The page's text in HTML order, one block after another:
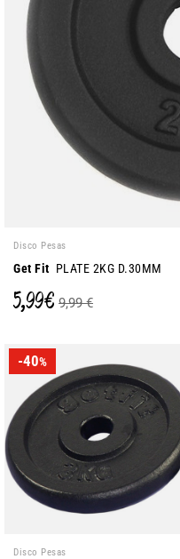
Disco Pesas
Get Fit PLATE 2KG D.30MM
5,99 € 9,99 €
-40%
Disco Pesas